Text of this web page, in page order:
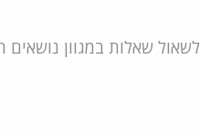
שאלות במגוון